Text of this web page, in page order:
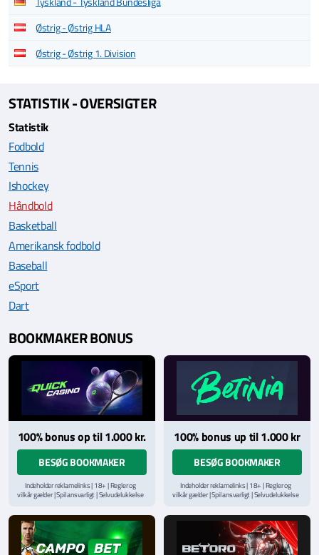
Østrig - Østrig HLA
Østrig - Østrig 1. Division
STATISTIK - OVERSIGTER
Statistik
Fodbold
Tennis
Ishockey
Håndbold
Basketball
Amerikansk fodbold
Baseball
eSport
Dart
BOOKMAKER BONUS
100% bonus op til 1.000 kr.
BESØG BOOKMAKER
Indeholder reklamelinks | 18+ | Regler og
vilkår gælder | Spil ansvarligt | Selvudelukkelse
hjælpelinje påStopSpillet.dk
Læs vilkår og betingelserher
100% bonus up til 1.000 kr
BESØG BOOKMAKER
Indeholder reklamelinks | 18+ | Regler og
vilkår gælder | Spil ansvarligt | Selvudelukkelse
hjælpelinje påStopSpillet.dk
Læs vilkår og betingelserher